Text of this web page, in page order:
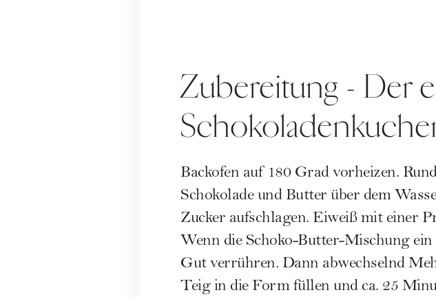
Zubereitung - Der
Backofen auf 180 Grad vorheizen.
Schokolade und Butter über dem
Zucker aufschlagen. Eiweiß mit einer
Wenn die Schoko-Butter-Mischung
Gut verrühren. Dann abwechselnd
Teig in die Form füllen und ca. 25